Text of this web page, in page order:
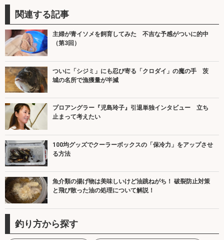
関連する記事
主婦が青イソメを飼育してみた 不吉な予感がついに的中
（第3回）
ついに「シジミ」にも忍び寄る「クロダイ」の魔の手 茨
城の名所で漁獲量が半減
プロアングラー『児島玲子』引退単独インタビュー 立ち
止まって考えたい
100均グッズでクーラーボックスの「保冷力」をアップさせ
る方法
魚介類の揚げ物は美味しいけど油跳ねがち！ 破裂防止対策
と飛び散った油の処理について解説！
釣り方から探す